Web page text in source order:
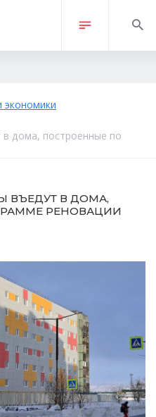
экономики
дома, построенные по
ВЪЕДУТ В ДОМА,
РЕНОВАЦИИ